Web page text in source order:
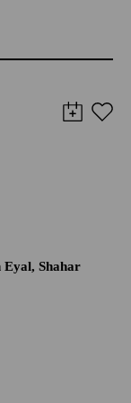
Eyal, Shahar